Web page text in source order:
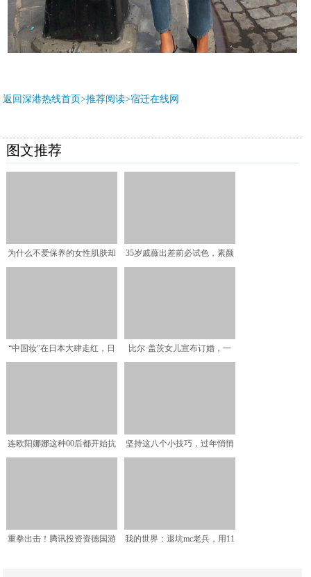
返回深港热线首页>推荐阅读>宿迁在线网
图文推荐
为什么不爱保养的女性肌肤却
35岁戚薇出差前必试色，素颜
“中国妆”在日本大肆走红，日
比尔·盖茨女儿宣布订婚，一
连欧阳娜娜这种00后都开始抗
坚持这八个小技巧，过年悄悄
重拳出击！腾讯投资资德国游
我的世界：退坑mc老兵，用11